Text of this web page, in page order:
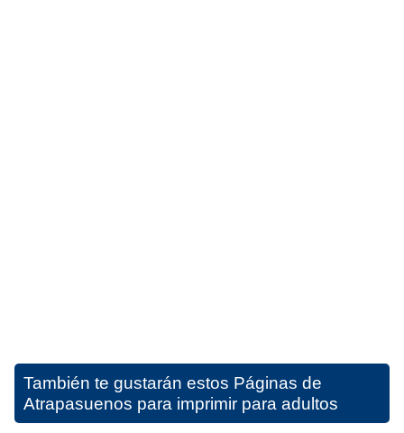
También te gustarán estos Páginas de
Atrapasuenos para imprimir para adultos